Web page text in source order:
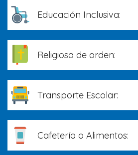
Educación Inclusiva:
Religiosa de orden:
Transporte Escolar:
Cafetería o Alimentos: